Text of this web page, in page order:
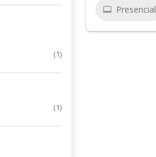
(1)
(1)
Presencial